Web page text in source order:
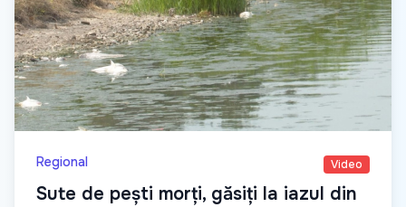
Regional Video
Sute de pești morți, găsiți la iazul din